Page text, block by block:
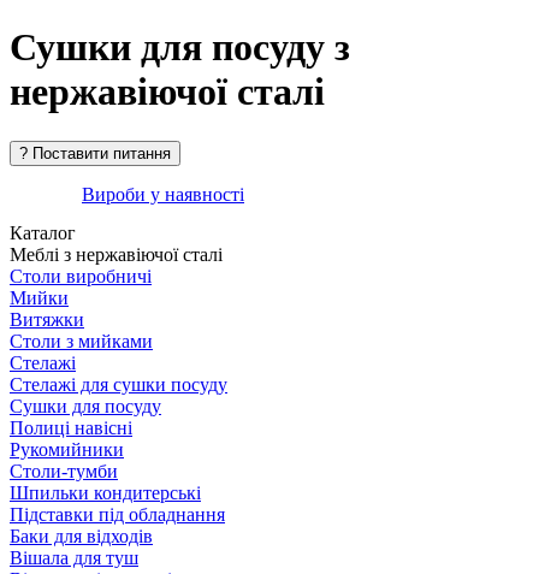
Сушки для посуду з
нержавіючої сталі
Вироби у наявності
Каталог
Меблі з нержавіючої сталі
Столи виробничі
Мийки
Витяжки
Столи з мийками
Стелажі
Стелажі для сушки посуду
Сушки для посуду
Полиці навісні
Рукомийники
Столи-тумби
Шпильки кондитерські
Підставки під обладнання
Баки для відходів
Вішала для туш